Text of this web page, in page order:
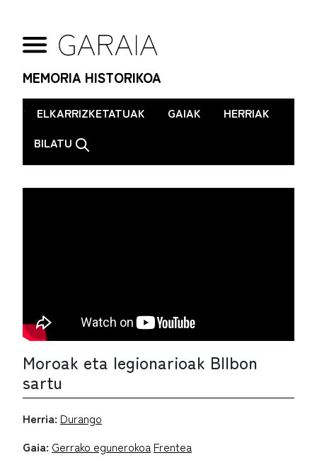
MEMORIA HISTORIKOA
. ELKARRIZKETATUAK GAIAK
HERRIAK
BILATU
Moroak eta legionarioak BIlbon
sartu
Herria: Durango
Gaia: Gerrako egunerokoa Frentea